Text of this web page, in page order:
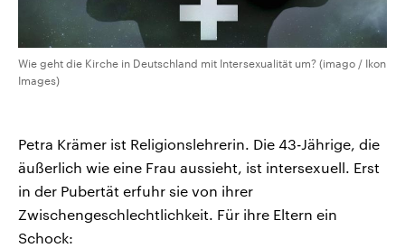
Wie geht die Kirche in Deutschland mit Intersexualität um? (imago / Ikon
Images)
Petra Krämer ist Religionslehrerin. Die 43-Jährige, die
äußerlich wie eine Frau aussieht, ist intersexuell. Erst
in der Pubertät erfuhr sie von ihrer
Zwischengeschlechtlichkeit. Für ihre Eltern ein
Schock: